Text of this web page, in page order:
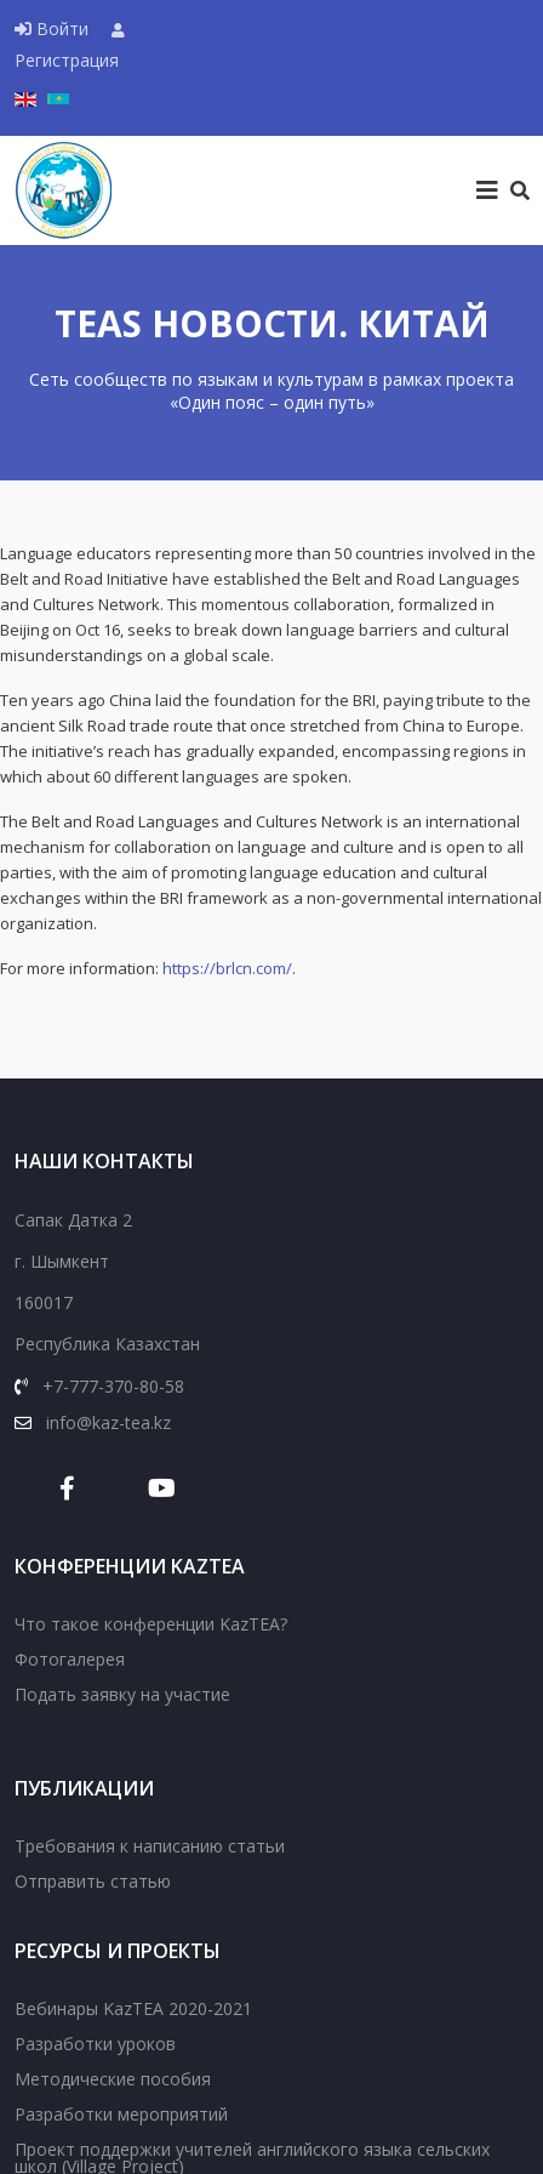
Войти
Регистрация
TEAS НОВОСТИ. КИТАЙ
Сеть сообществ по языкам и культурам в рамках проекта
«Один пояс – один путь»
Language educators representing more than 50 countries involved in the
Belt and Road Initiative have established the Belt and Road Languages
and Cultures Network. This momentous collaboration, formalized in
Beijing on Oct 16, seeks to break down language barriers and cultural
misunderstandings on a global scale.
Ten years ago China laid the foundation for the BRI, paying tribute to the
ancient Silk Road trade route that once stretched from China to Europe.
The initiative’s reach has gradually expanded, encompassing regions in
which about 60 different languages are spoken.
The Belt and Road Languages and Cultures Network is an international
mechanism for collaboration on language and culture and is open to all
parties, with the aim of promoting language education and cultural
exchanges within the BRI framework as a non-governmental international
organization.
For more information: https://brlcn.com/.
НАШИ КОНТАКТЫ
Сапак Датка 2
г. Шымкент
160017
Республика Казахстан
+7-777-370-80-58
info@kaz-tea.kz
КОНФЕРЕНЦИИ KAZTEA
Что такое конференции KazTEA?
Фотогалерея
Подать заявку на участие
ПУБЛИКАЦИИ
Требования к написанию статьи
Отправить статью
РЕСУРСЫ И ПРОЕКТЫ
Вебинары KazTEA 2020-2021
Разработки уроков
Методические пособия
Разработки мероприятий
Проект поддержки учителей английского языка сельских
школ (Village Project)